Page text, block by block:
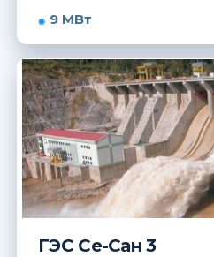
9 МВт
ГЭС Се-Сан 3